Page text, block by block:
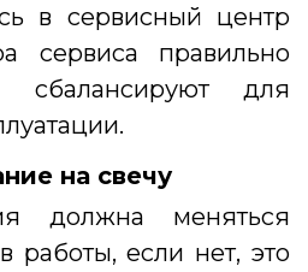
в сервисный центр
сервиса правильно
сбалансируют для
на свечу
должна меняться
работы, если нет, это